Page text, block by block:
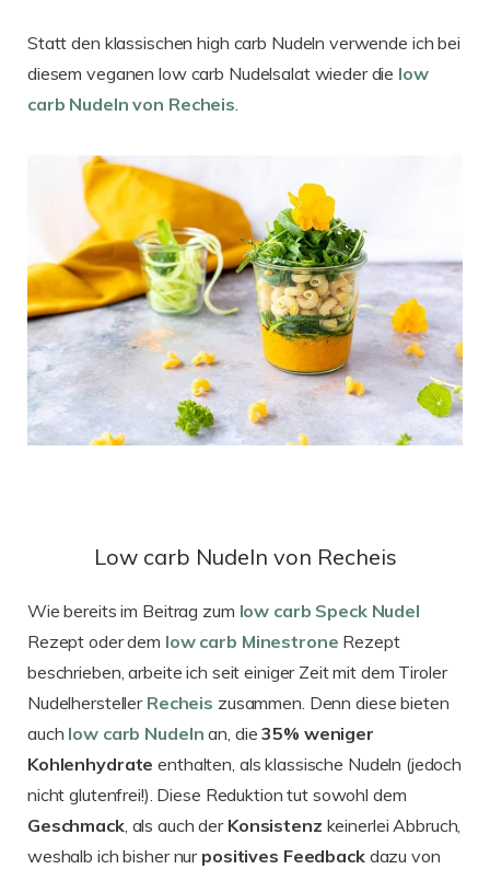
Statt den klassischen high carb Nudeln verwende ich bei
diesem veganen low carb Nudelsalat wieder die low
carb Nudeln von Recheis
Low carb Nudeln von Recheis
Wie bereits im Beitrag zum low carb Speck Nudel
Rezept oder dem low carb Minestrone Rezept
beschrieben, arbeite ich seit einiger Zeit mit dem Tiroler
Nudelhersteller Recheis zusammen. Denn diese bieten
auch low carb Nudeln an, die35% weniger
Kohlenhydrate enthalten, als klassische Nudeln (jedoch
nicht glutenfrei!). Diese Reduktion tut sowohl dem
Geschmack, als auch der Konsistenz keinerlei Abbruch,
weshalb ich bisher nur positives Feedbackdazu von